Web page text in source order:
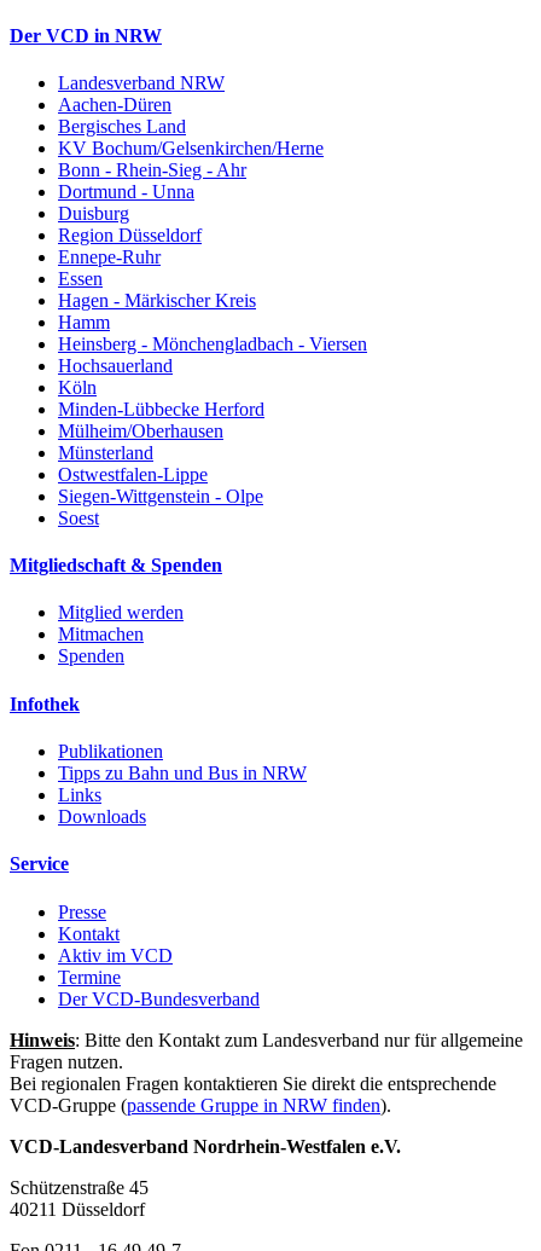
Der VCD in NRW
Landesverband NRW
Aachen-Düren
Bergisches Land
KV Bochum/Gelsenkirchen/Herne
Bonn - Rhein-Sieg - Ahr
Dortmund - Unna
Duisburg
Region Düsseldorf
Ennepe-Ruhr
Essen
Hagen - Märkischer Kreis
Hamm
Heinsberg - Mönchengladbach - Viersen
Hochsauerland
Köln
Minden-Lübbecke Herford
Mülheim/Oberhausen
Münsterland
Ostwestfalen-Lippe
Siegen-Wittgenstein - Olpe
Soest
Mitgliedschaft & Spenden
Mitglied werden
Mitmachen
Spenden
Infothek
Publikationen
Tipps zu Bahn und Bus in NRW
Links
Downloads
Service
Presse
Kontakt
Aktiv im VCD
Termine
Der VCD-Bundesverband
Hinweis: Bitte den Kontakt zum Landesverband nur für allgemeine
Fragen nutzen.
Bei regionalen Fragen kontaktieren Sie direkt die entsprechende
VCD-Gruppe (passende Gruppe in NRW finden).
VCD-Landesverband Nordrhein-Westfalen e.V.
Schützenstraße 45
40211 Düsseldorf